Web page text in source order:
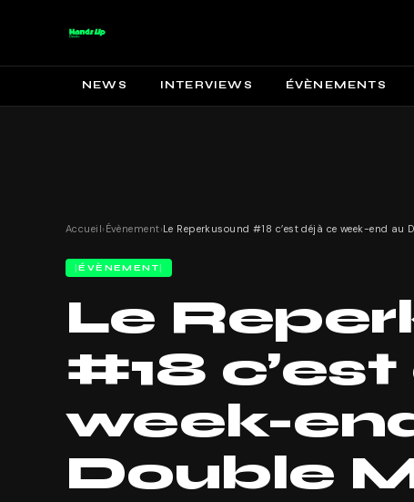
NEWS INTERVIEWS ÉVÈNEMENTS
Accueil› Évènement›
ÉVÈNEMENT
Le
#18
week-
Double